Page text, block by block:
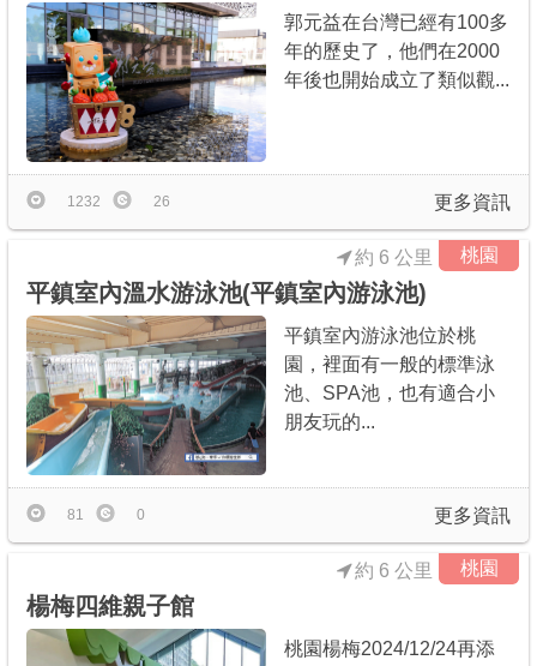
郭元益在台灣已經有100多
年的歷史了，他們在2000
年後也開始成立了類似觀...
更多資訊
1232 26
桃園
平鎮室內溫水游泳池(平鎮室內游泳池)
約 6 公里
平鎮室內游泳池位於桃
園，裡面有一般的標準泳
池、SPA池，也有適合小
朋友玩的...
更多資訊
81 0
桃園
楊梅四維親子館
約 6 公里
桃園楊梅2024/12/24再添